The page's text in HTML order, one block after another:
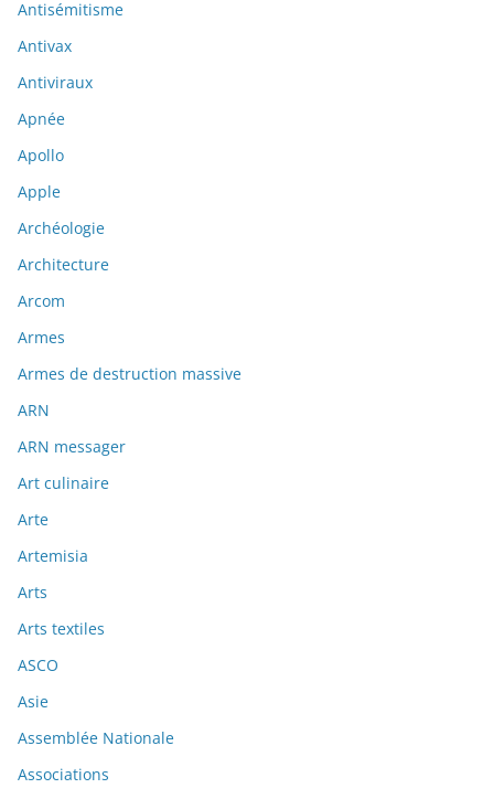
Antisémitisme
Antivax
Antiviraux
Apnée
Apollo
Apple
Archéologie
Architecture
Arcom
Armes
Armes de destruction massive
ARN
ARN messager
Art culinaire
Arte
Artemisia
Arts
Arts textiles
ASCO
Asie
Assemblée Nationale
Associations